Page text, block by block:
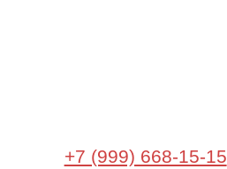
+7 (999) 668-15-15